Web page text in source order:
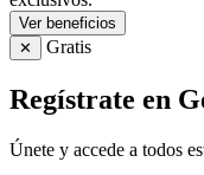
Ver beneficios
✕
Gratis
Regístrate en
Únete y accede a todos